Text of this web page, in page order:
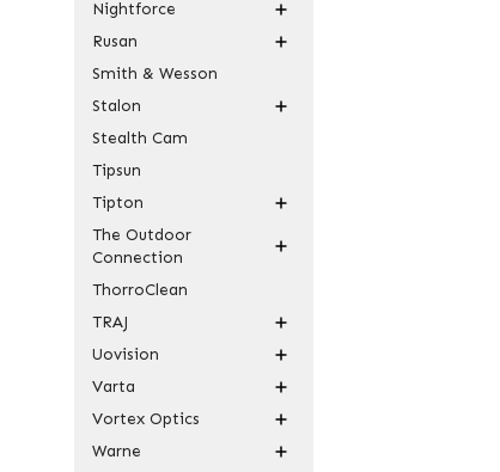
Nightforce
Rusan
Smith & Wesson
Stalon
Stealth Cam
Tipsun
Tipton
The Outdoor
Connection
ThorroClean
TRAJ
Uovision
Varta
Vortex Optics
Warne